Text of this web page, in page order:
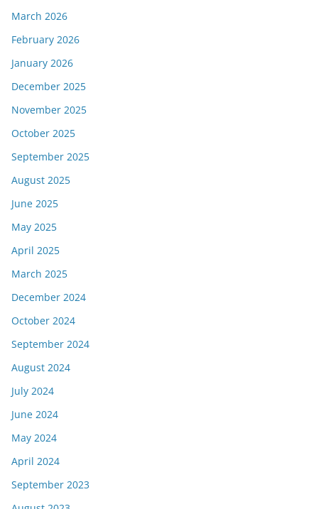
March 2026
February 2026
January 2026
December 2025
November 2025
October 2025
September 2025
August 2025
June 2025
May 2025
April 2025
March 2025
December 2024
October 2024
September 2024
August 2024
July 2024
June 2024
May 2024
April 2024
September 2023